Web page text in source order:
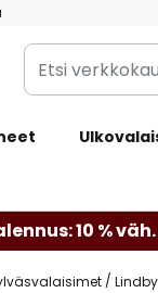
Etsi
verkkokaupan
10 %